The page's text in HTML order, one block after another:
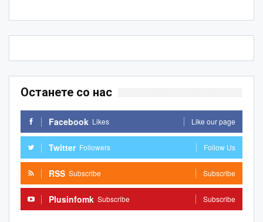
Останете со нас
Facebook Likes Like our page
Twitter Followers Follow Us
RSS Subscribe Subscribe
Plusinfomk Subscribe Subscribe